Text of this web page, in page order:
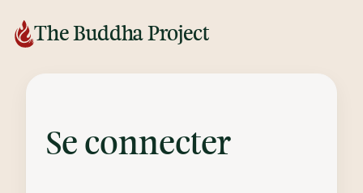
The Buddha Project
Se connecter